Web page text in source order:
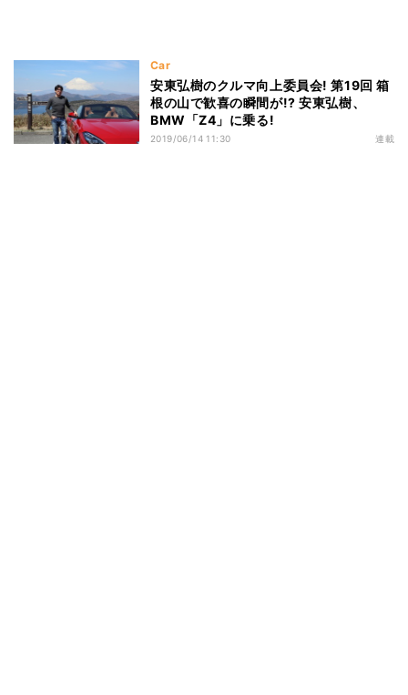
Car
安東弘樹のクルマ向上委員会! 第19回 箱
根の山で歓喜の瞬間が!? 安東弘樹、
BMW「Z4」に乗る!
2019/06/14 11:30 連載